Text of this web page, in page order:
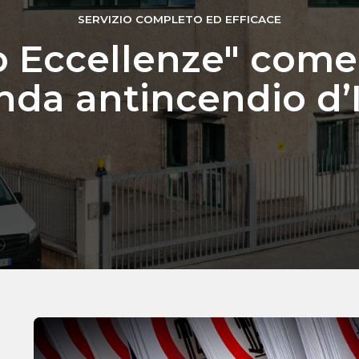
SERVIZIO COMPLETO ED EFFICACE
Eccellenze"
antincendio